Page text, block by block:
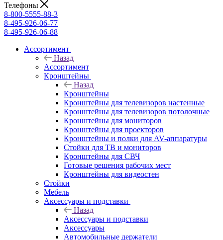
Телефоны
8-800-5555-88-3
8-495-926-06-77
8-495-926-06-88
Ассортимент
Назад
Ассортимент
Кронштейны
Назад
Кронштейны
Кронштейны для телевизоров настенные
Кронштейны для телевизоров потолочные
Кронштейны для мониторов
Кронштейны для проекторов
Кронштейны и полки для AV-аппаратуры
Стойки для ТВ и мониторов
Кронштейны для СВЧ
Готовые решения рабочих мест
Кронштейны для видеостен
Стойки
Мебель
Аксессуары и подставки
Назад
Аксессуары и подставки
Аксессуары
Автомобильные держатели